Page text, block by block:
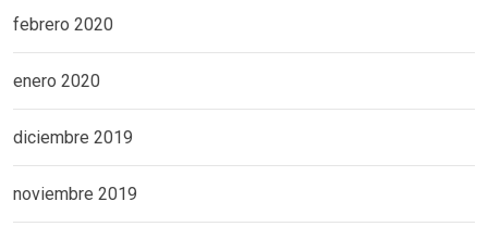
febrero 2020
enero 2020
diciembre 2019
noviembre 2019